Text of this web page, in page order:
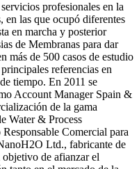
profesionales en la
en las que ocupó diferentes
en marcha y posterior
de Membranas para dar
más de 500 casos de estudio
referencias en
tiempo. En 2011 se
Account Manager Spain &
de la gama
Water & Process
Comercial para
Ltd., fabricante de
objetivo de afianzar el